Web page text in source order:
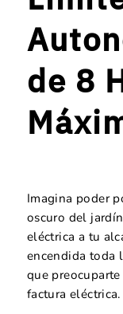
de 8
Imagina poder
oscuro del
eléctrica a tu
encendida toda
que
factura eléctrica.